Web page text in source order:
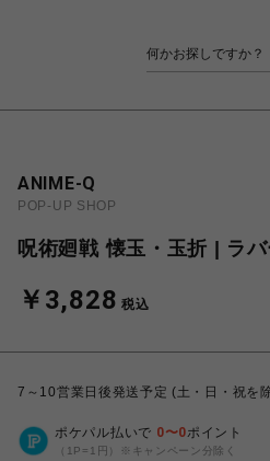
ANIME-Q
POP-UP SHOP
呪術廻戦 懐玉・玉折 | ラ
￥3,828 税込
7～10営業日後発送予定 (土・日・祝を
ポケパル払いで 0〜0ポイント
（1P=1円）※キャンペーン分除く